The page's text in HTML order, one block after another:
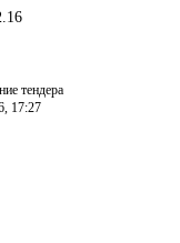
тендера
17:27